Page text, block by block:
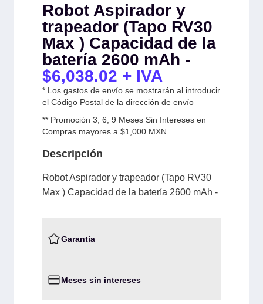
Robot Aspirador y
trapeador (Tapo RV30
Max ) Capacidad de la
batería 2600 mAh -
$6,038.02 + IVA
* Los gastos de envío se mostrarán al introducir
el Código Postal de la dirección de envío
** Promoción 3, 6, 9 Meses Sin Intereses en
Compras mayores a $1,000 MXN
Descripción
Robot Aspirador y trapeador (Tapo RV30
Max ) Capacidad de la batería 2600 mAh -
Garantia
Meses sin intereses